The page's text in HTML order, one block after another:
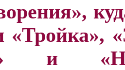
«Тройка»,
и